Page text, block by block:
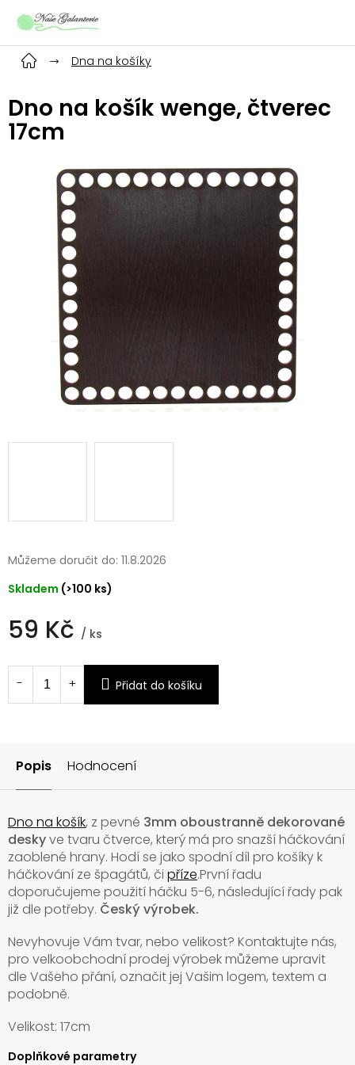
Dna na košíky
Dno na košík wenge, čtverec
17cm
59 Kč / ks
cena:
Skladem (>100 ks)
Můžeme doručit do: 11.8.2026
Přidat do košíku
Popis Hodnocení
Dno na košík, z pevné 3mm oboustranně dekorované
deskyve tvaru čtverce, který má pro snazší háčkování
zaoblené hrany. Hodí se jako spodní díl pro košíky k
háčkování ze špagátů, či příze.První řadu
doporučujeme použití háčku 5-6, následující řady pak
již dle potřeby. Český výrobek.
Nevyhovuje Vám tvar, nebo velikost? Kontaktujte nás,
pro velkoobchodní prodej výrobek můžeme upravit
dle Vašeho přání, označit jej Vašim logem, textem a
podobně.
Velikost: 17cm
Doplňkové parametry